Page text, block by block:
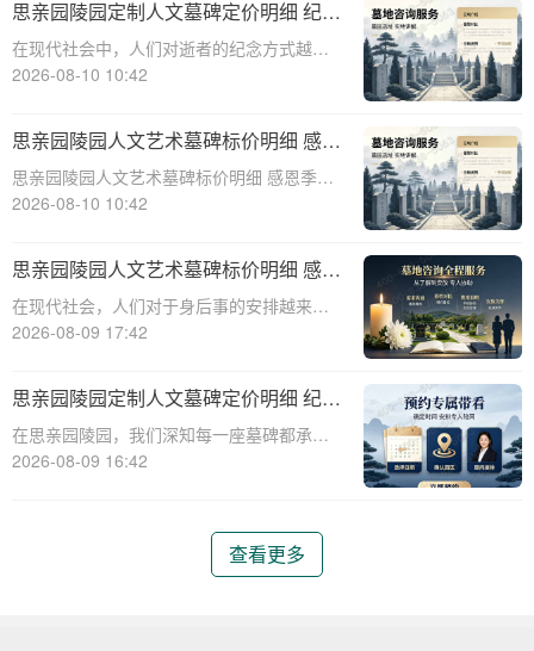
思亲园陵园定制人文墓碑定价明细 纪念
空间免费开放使用政策详解
在现代社会中，人们对逝者的纪念方式越来
越多样化，而陵园作为一种传统的纪念场
园陵园作为一家专业的陵园服务提供商，推
出了定制人文墓碑服务，并制定了纪念空间
免费开放使用
2026-08-10 10:42
思亲园陵园人文艺术墓碑标价明细 感恩
季购墓专属补贴详解
思亲园陵园人文艺术墓碑标价明细 感恩季购
墓专属补贴详解☎ 思亲园陵园电话:400-838-
者的缅怀愈发重视。陵园作为安息逝者的神
圣之地，不仅承载着对先人的纪
2026-08-10 10:42
思亲园陵园人文艺术墓碑标价明细 感恩
季购墓专属补贴
在现代社会，人们对于身后事的安排越来越
重视，不仅希望有一个安息之地，更希望这
誉。思亲园陵园作为一家专业的陵园服务机
构，一直致力于为家属提供高品质的墓碑选
择和人
2026-08-09 17:42
思亲园陵园定制人文墓碑定价明细 纪念
空间免费开放使用详解
在思亲园陵园，我们深知每一座墓碑都承载
着对逝者的深深敬意和对生者的无限怀念。
细介绍思亲园陵园定制人文墓碑的定价明
2026-08-09 16:42
查看更多